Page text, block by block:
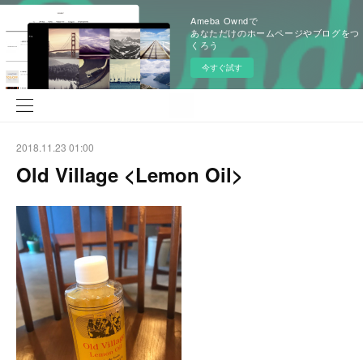
Ameba Owndで
あなただけのホームページやブログをつ
くろう
今すぐ試す
2018.11.23 01:00
Old Village <Lemon Oil>